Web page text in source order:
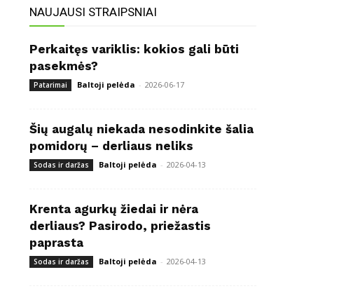
NAUJAUSI STRAIPSNIAI
Perkaitęs variklis: kokios gali būti
pasekmės?
Patarimai Baltoji pelėda - 2026-06-17
Šių augalų niekada nesodinkite šalia
pomidorų – derliaus neliks
Sodas ir daržas Baltoji pelėda - 2026-04-13
Krenta agurkų žiedai ir nėra
derliaus? Pasirodo, priežastis
paprasta
Sodas ir daržas Baltoji pelėda - 2026-04-13